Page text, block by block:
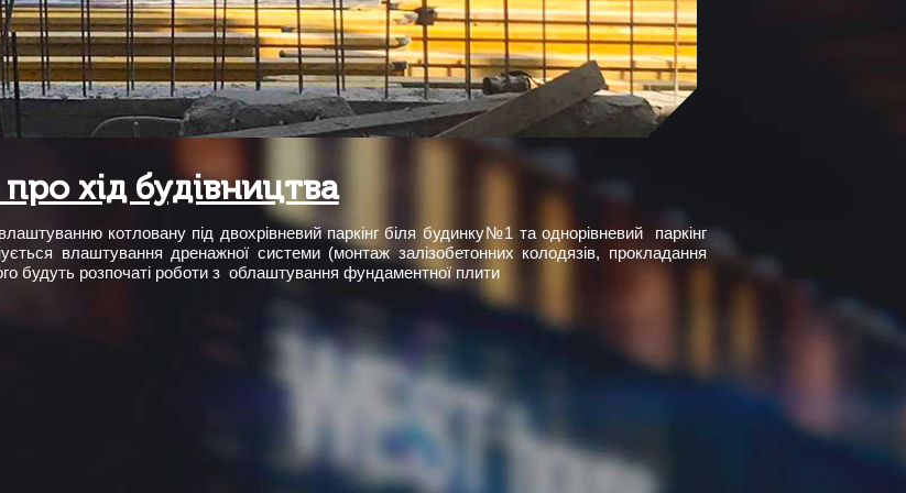
хід будівництва
котловану під двохрівневий паркінг біля будинку№1 та однорівневий паркінг
влаштування дренажної системи (монтаж залізобетонних колодязів, прокладання
будуть розпочаті роботи з облаштування фундаментної плити